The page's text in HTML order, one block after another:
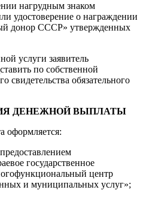
нагрудным знаком
удостоверение о награждении
донор СССР» утвержденных
услуги заявитель
по собственной
свидетельства обязательного
ДЕНЕЖНОЙ ВЫПЛАТЫ
оформляется:
государственное
центр
и муниципальных услуг»;